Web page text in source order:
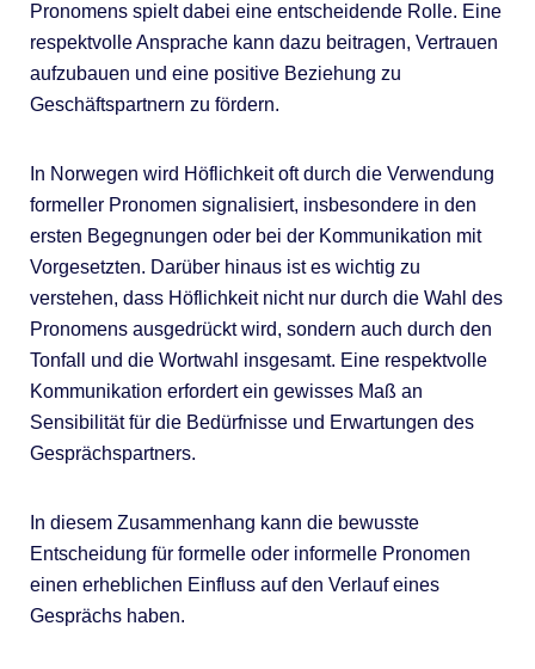
Pronomens spielt dabei eine entscheidende Rolle. Eine
respektvolle Ansprache kann dazu beitragen, Vertrauen
aufzubauen und eine positive Beziehung zu
Geschäftspartnern zu fördern.
In Norwegen wird Höflichkeit oft durch die Verwendung
formeller Pronomen signalisiert, insbesondere in den
ersten Begegnungen oder bei der Kommunikation mit
Vorgesetzten. Darüber hinaus ist es wichtig zu
verstehen, dass Höflichkeit nicht nur durch die Wahl des
Pronomens ausgedrückt wird, sondern auch durch den
Tonfall und die Wortwahl insgesamt. Eine respektvolle
Kommunikation erfordert ein gewisses Maß an
Sensibilität für die Bedürfnisse und Erwartungen des
Gesprächspartners.
In diesem Zusammenhang kann die bewusste
Entscheidung für formelle oder informelle Pronomen
einen erheblichen Einfluss auf den Verlauf eines
Gesprächs haben.